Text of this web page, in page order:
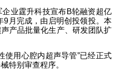
业霆升科技宣布B轮融资超亿
9月完成，由启明创投领投。本
产品批量化生产、研发团队扩
使用心腔内超声导管”已经正式
特别审查程序。